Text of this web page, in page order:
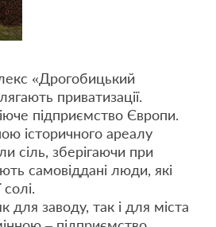
«Дрогобицький
приватизації.
підприємство Європи.
історичного ареалу
сіль, зберігаючи при
самовіддані люди, які
для заводу, так і для міста